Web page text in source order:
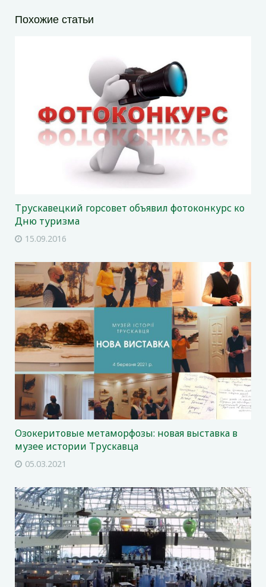
Похожие статьи
Трускавецкий горсовет объявил фотоконкурс ко
Дню туризма
15.09.2016
Озокеритовые метаморфозы: новая выставка в
музее истории Трускавца
05.03.2021